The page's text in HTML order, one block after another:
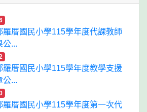
羅厝國民小學115學年度代課教師
公...
羅厝國民小學115學年度教學支援
公...
羅厝國民小學115學年度第一次代